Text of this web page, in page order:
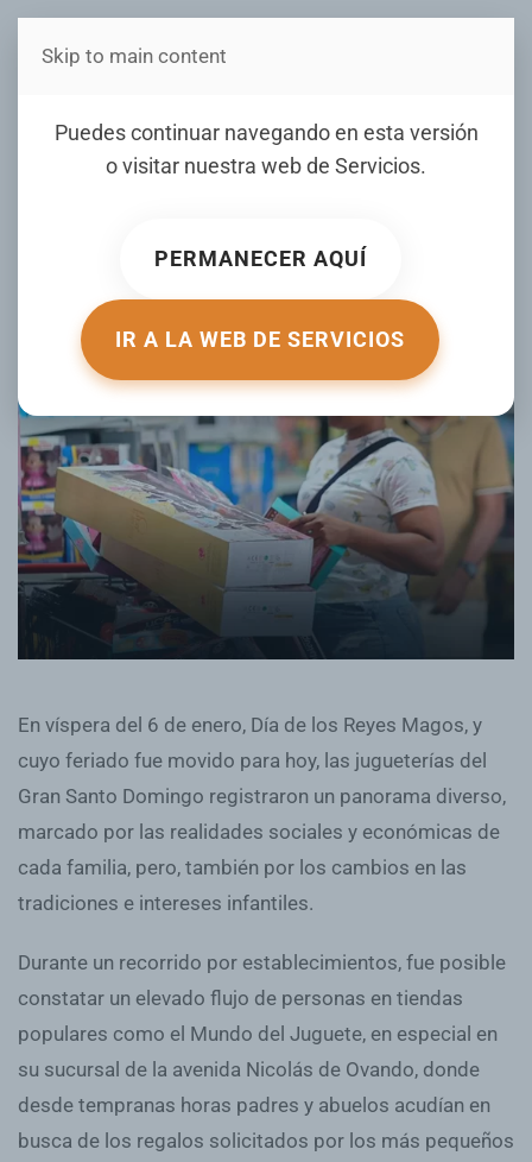
Estás en Telenord Medios
Puedes continuar navegando en esta versión
o visitar nuestra web de Servicios.
PERMANECER AQUÍ
IR A LA WEB DE SERVICIOS
Skip to main content
Día de Reyes en tiempos de
pantallas y bolsillo
ESCRITO POR HOY.COM.DO EL05 ENERO 2026
En víspera del 6 de enero, Día de los Reyes Magos, y
cuyo feriado fue movido para hoy, las jugueterías del
Gran Santo Domingo registraron un panorama diverso,
marcado por las realidades sociales y económicas de
cada familia, pero, también por los cambios en las
tradiciones e intereses infantiles.
Durante un recorrido por establecimientos, fue posible
constatar un elevado flujo de personas en tiendas
populares como el Mundo del Juguete, en especial en
su sucursal de la avenida Nicolás de Ovando, donde
desde tempranas horas padres y abuelos acudían en
busca de los regalos solicitados por los más pequeños